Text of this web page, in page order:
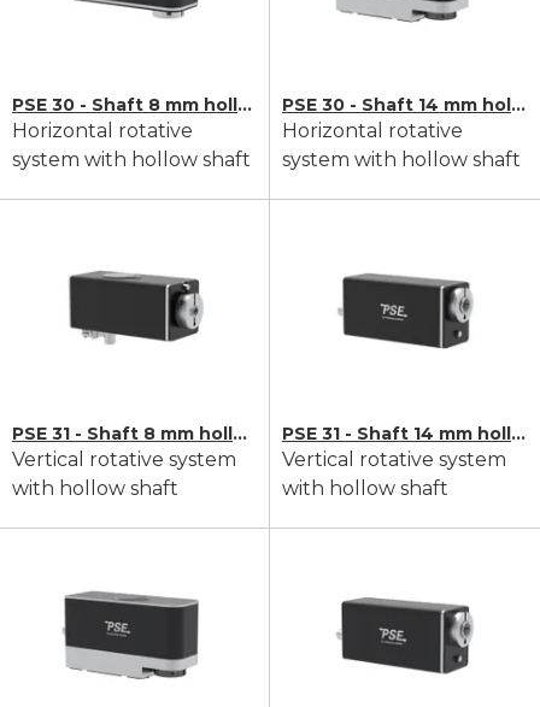
PSE 30 - Shaft 8 mm hollow
Horizontal rotative
system with hollow shaft
PSE 30 - Shaft 14 mm hollow
Horizontal rotative
system with hollow shaft
PSE 31 - Shaft 8 mm hollow
Vertical rotative system
with hollow shaft
PSE 31 - Shaft 14 mm hollow
Vertical rotative system
with hollow shaft